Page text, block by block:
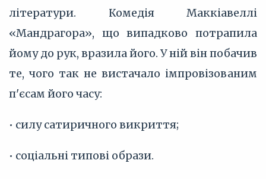
літератури. Комедія Маккіавеллі
«Мандрагора», що випадково потрапила
йому до рук, вразила його. У ній він побачив
те, чого так не вистачало імпровізованим
п'єсам його часу:
• силу сатиричного викриття;
• соціальні типові образи.